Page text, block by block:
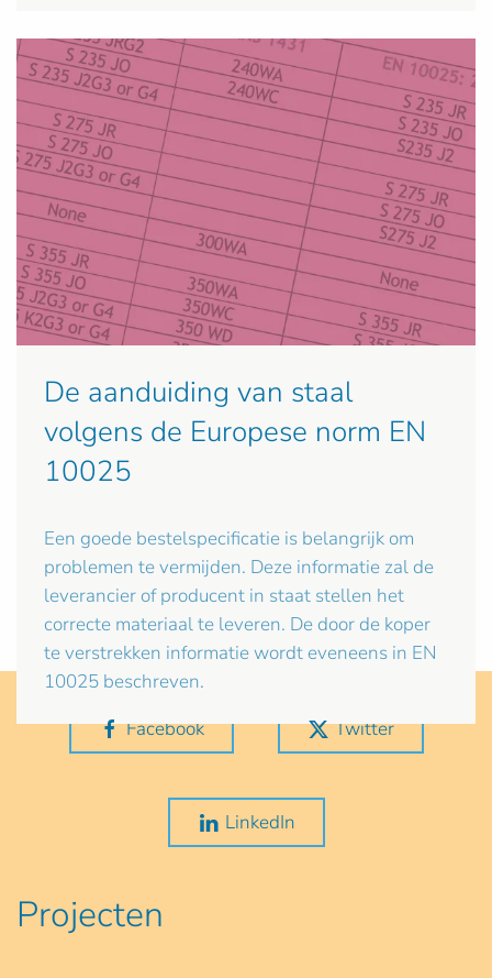
De aanduiding van staal
volgens de Europese norm EN
10025
Een goede bestelspecificatie is belangrijk om
problemen te vermijden. Deze informatie zal de
leverancier of producent in staat stellen het
correcte materiaal te leveren. De door de koper
te verstrekken informatie wordt eveneens in EN
10025 beschreven.
Facebook
Twitter
LinkedIn
Projecten